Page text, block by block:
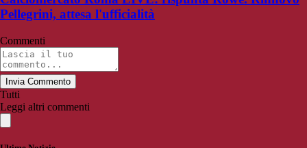
Pellegrini, attesa l'ufficialità
Commenti
Invia Commento
Tutti
Leggi altri commenti